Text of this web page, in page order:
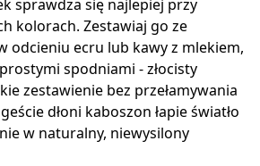
sprawdza się najlepiej przy
kolorach. Zestawiaj go ze
odcieniu ecru lub kawy z mlekiem,
spodniami - złocisty
zestawienie bez przełamywania
dłoni kaboszon łapie światło
w naturalny, niewysilony